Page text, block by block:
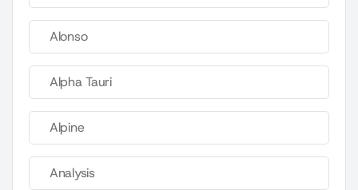
Alonso
Alpha Tauri
Alpine
Analysis